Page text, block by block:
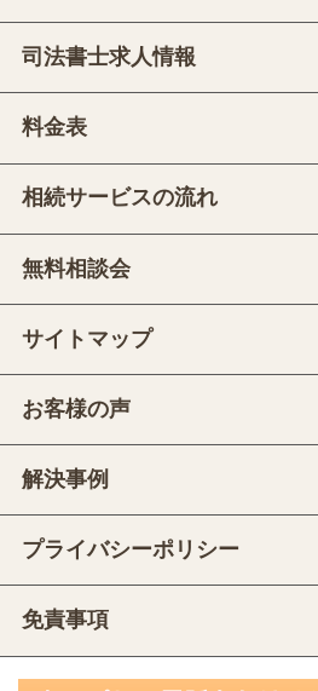
司法書士求人情報
料金表
相続サービスの流れ
無料相談会
サイトマップ
お客様の声
解決事例
プライバシーポリシー
免責事項